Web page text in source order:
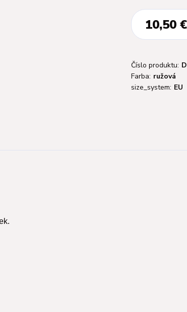
10,50 €
Číslo produktu:
Farba: ružová
size_system: EU